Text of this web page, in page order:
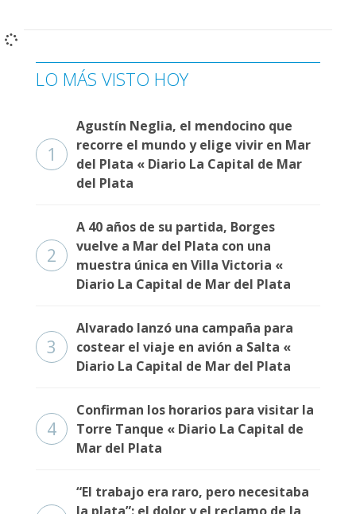
LO MÁS VISTO HOY
1
Agustín Neglia, el mendocino que
recorre el mundo y elige vivir en Mar
del Plata « Diario La Capital de Mar
del Plata
2
A 40 años de su partida, Borges
vuelve a Mar del Plata con una
muestra única en Villa Victoria «
Diario La Capital de Mar del Plata
3
Alvarado lanzó una campaña para
costear el viaje en avión a Salta «
Diario La Capital de Mar del Plata
4
Confirman los horarios para visitar la
Torre Tanque « Diario La Capital de
Mar del Plata
“El trabajo era raro, pero necesitaba